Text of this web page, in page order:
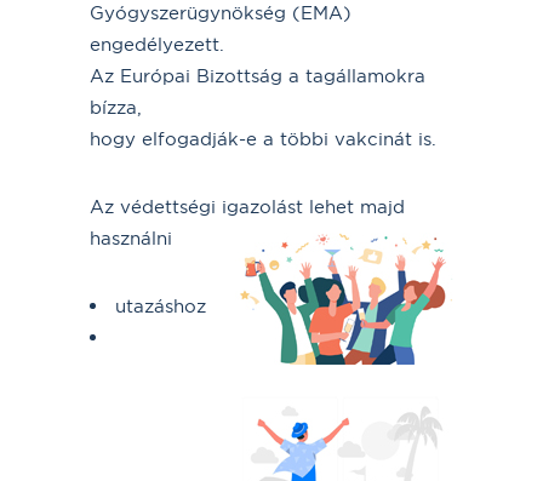
Gyógyszerügynökség (EMA)
engedélyezett.
Az Európai Bizottság a tagállamokra
bízza,
hogy elfogadják-e a többi vakcinát is.
Az védettségi igazolást lehet majd
használni
utazáshoz